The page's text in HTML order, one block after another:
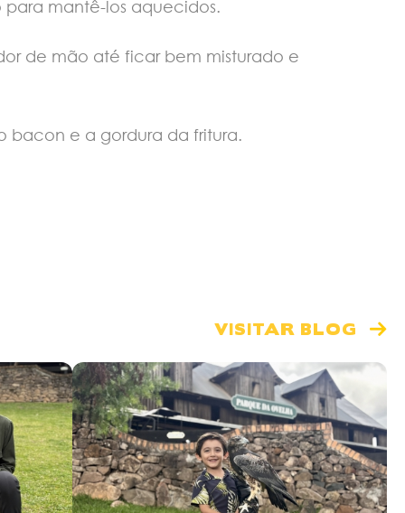
mantê-los aquecidos.
de mão até ficar bem misturado e
bacon e a gordura da fritura.
VISITAR BLOG